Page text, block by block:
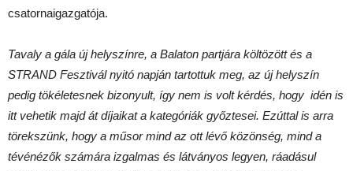
csatornaigazgatója.
Tavaly a gála új helyszínre, a Balaton partjára költözött és a
STRAND Fesztivál nyitó napján tartottuk meg, az új helyszín
pedig tökéletesnek bizonyult, így nem is volt kérdés, hogy idén is
itt vehetik majd át díjaikat a kategóriák győztesei. Ezúttal is arra
törekszünk, hogy a műsor mind az ott lévő közönség, mind a
tévénézők számára izgalmas és látványos legyen, ráadásul